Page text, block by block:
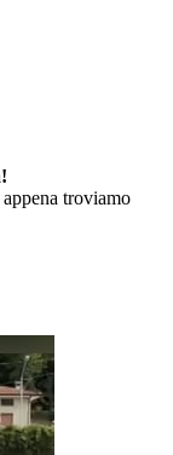
troviamo